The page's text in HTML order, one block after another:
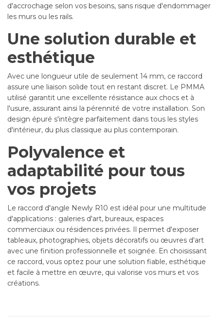
d'accrochage selon vos besoins, sans risque d'endommager
les murs ou les rails.
Une solution durable et
esthétique
Avec une longueur utile de seulement 14 mm, ce raccord
assure une liaison solide tout en restant discret. Le PMMA
utilisé garantit une excellente résistance aux chocs et à
l'usure, assurant ainsi la pérennité de votre installation. Son
design épuré s'intègre parfaitement dans tous les styles
d'intérieur, du plus classique au plus contemporain.
Polyvalence et
adaptabilité pour tous
vos projets
Le raccord d'angle Newly R10 est idéal pour une multitude
d'applications : galeries d'art, bureaux, espaces
commerciaux ou résidences privées. Il permet d'exposer
tableaux, photographies, objets décoratifs ou œuvres d'art
avec une finition professionnelle et soignée. En choisissant
ce raccord, vous optez pour une solution fiable, esthétique
et facile à mettre en œuvre, qui valorise vos murs et vos
créations.